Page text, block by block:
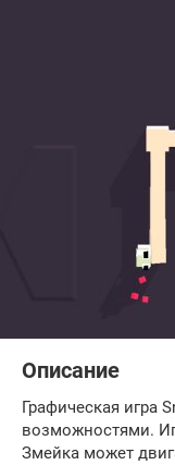
Описание
Графическая игра
возможностями.
Змейка может